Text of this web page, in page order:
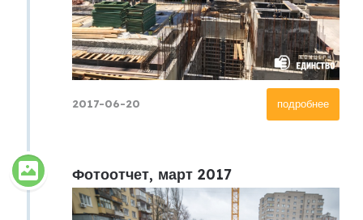
подробнее
2017-06-20
Фотоотчет, март 2017